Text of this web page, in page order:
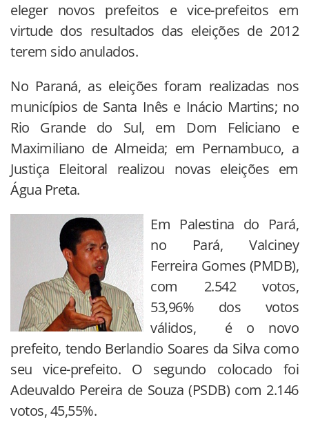
eleger novos prefeitos e vice-prefeitos em
virtude dos resultados das eleições de 2012
terem sido anulados.
No Paraná, as eleições foram realizadas nos
municípios de Santa Inês e Inácio Martins; no
Rio Grande do Sul, em Dom Feliciano e
Maximiliano de Almeida; em Pernambuco, a
Justiça Eleitoral realizou novas eleições em
Água Preta.
Em Palestina do Pará,
no Pará, Valciney
Ferreira Gomes (PMDB),
com 2.542 votos,
53,96% dos votos
válidos, é o novo
prefeito, tendo Berlandio Soares da Silva como
seu vice-prefeito. O segundo colocado foi
Adeuvaldo Pereira de Souza (PSDB) com 2.146
votos, 45,55%.